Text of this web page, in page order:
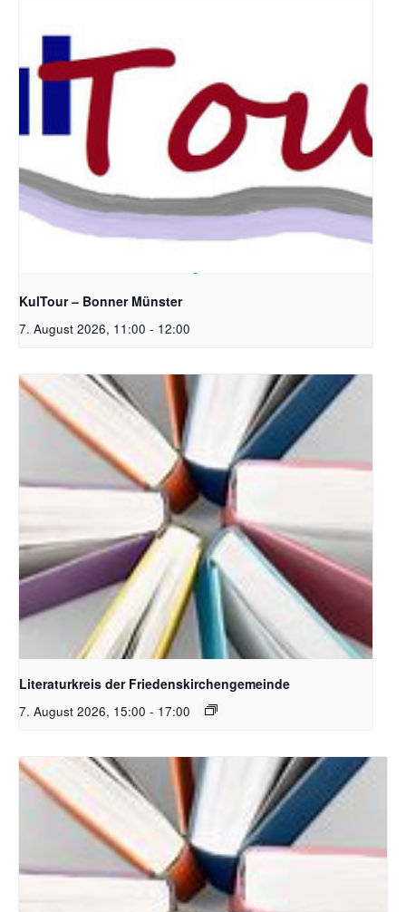
KulTour – Bonner Münster
7. August 2026, 11:00 - 12:00
Bildquelle Pixabay
Literaturkreis der Friedenskirchengemeinde
7. August 2026, 15:00 - 17:00